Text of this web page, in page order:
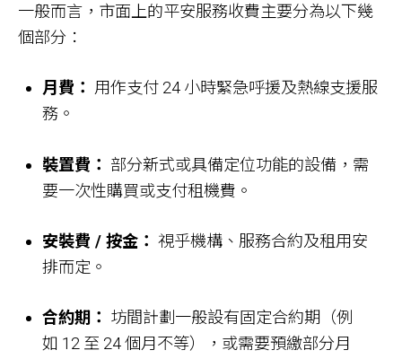
一般而言，市面上的平安服務收費主要分為以下幾
個部分：
月費： 用作支付 24 小時緊急呼援及熱線支援服
務。
裝置費： 部分新式或具備定位功能的設備，需
要一次性購買或支付租機費。
安裝費 /按金： 視乎機構、服務合約及租用安
排而定。
合約期： 坊間計劃一般設有固定合約期（例
如 12 至 24 個月不等），或需要預繳部分月